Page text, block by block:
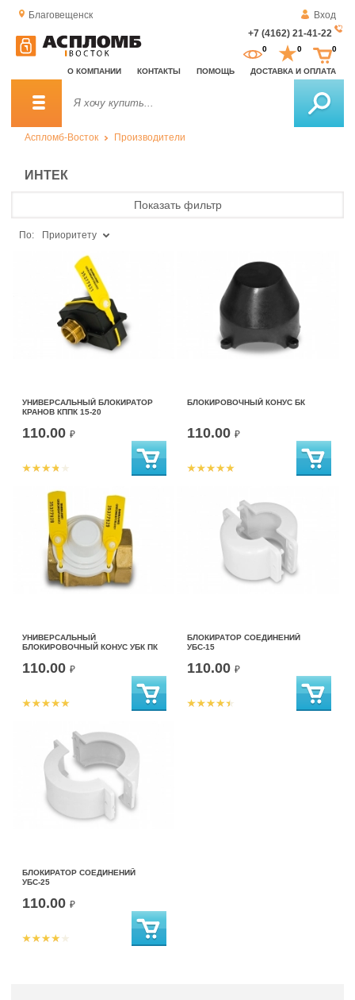
Благовещенск
Вход
+7 (4162) 21-41-22
О КОМПАНИИ КОНТАКТЫ ПОМОЩЬ ДОСТАВКА И ОПЛАТА
0 0 0
Аспломб-Восток Производители
ИНТЕК
Показать фильтр
По: Приоритету
УНИВЕРСАЛЬНЫЙ БЛОКИРАТОР
КРАНОВ КППК 15-20
110.00 ₽
БЛОКИРОВОЧНЫЙ КОНУС БК
110.00 ₽
УНИВЕРСАЛЬНЫЙ
БЛОКИРОВОЧНЫЙ КОНУС УБК ПК
110.00 ₽
БЛОКИРАТОР СОЕДИНЕНИЙ
УБС-15
110.00 ₽
БЛОКИРАТОР СОЕДИНЕНИЙ
УБС-25
110.00 ₽